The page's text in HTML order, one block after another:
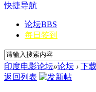
快捷导航
论坛BBS
每日签到
印度电影论坛»论坛 › 下
返回列表